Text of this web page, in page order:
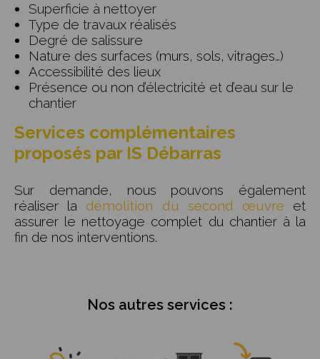
Superficie à nettoyer
Type de travaux réalisés
Degré de salissure
Nature des surfaces (murs, sols, vitrages…)
Accessibilité des lieux
Présence ou non d’électricité et d’eau sur le
chantier
Services complémentaires
proposés par IS Débarras
Sur demande, nous pouvons également
réaliser ladémolition du second œuvre et
assurer le nettoyage complet du chantier à la
fin de nos interventions.
Nos autres services :